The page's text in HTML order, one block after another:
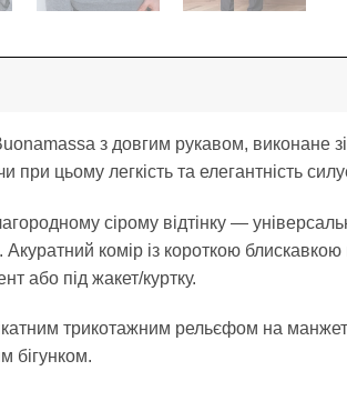
з довгим рукавом, виконане
при цьому легкість та елегантність
сірому відтінку —
комір із короткою
або під жакет/куртку.
трикотажним рельєфом на
бігунком.